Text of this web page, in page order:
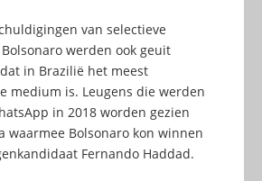
van selectieve
werden ook geuit
in Brazilië het meest
medium is. Leugens die werden
in 2018 worden gezien
waarmee Bolsonaro kon winnen
Fernando Haddad.